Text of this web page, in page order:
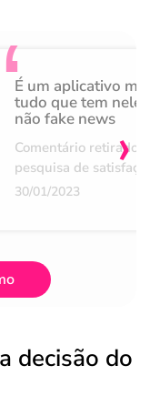
É um aplicativo
tudo que tem nele
não fake news
Comentário retirado
pesquisa de
30/01/2023
›
decisão do